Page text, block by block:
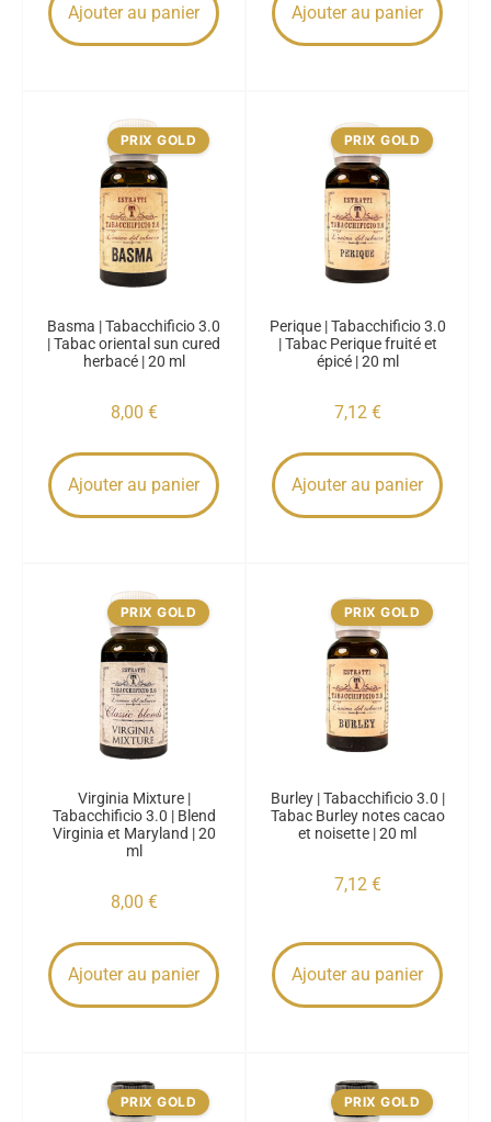
Ajouter au panier Ajouter au panier
PRIX GOLD
Basma | Tabacchificio 3.0
| Tabac oriental sun cured
herbacé | 20 ml
8,00 €
Ajouter au panier
PRIX GOLD
Perique | Tabacchificio 3.0
| Tabac Perique fruité et
épicé | 20 ml
7,12 €
Ajouter au panier
PRIX GOLD
Virginia Mixture |
Tabacchificio 3.0 | Blend
Virginia et Maryland | 20
ml
8,00 €
Ajouter au panier
PRIX GOLD
Burley | Tabacchificio 3.0 |
Tabac Burley notes cacao
et noisette | 20 ml
7,12 €
Ajouter au panier
PRIX GOLD PRIX GOLD